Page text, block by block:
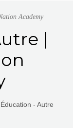
Academy
|
- Autre